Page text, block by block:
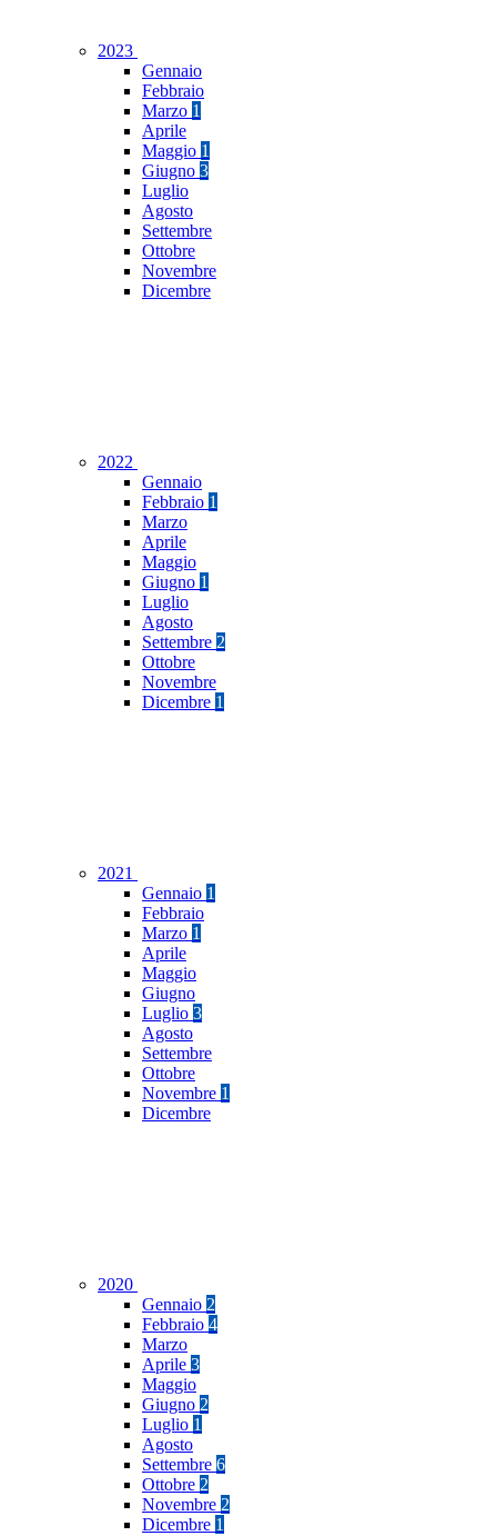
2023
Gennaio
Febbraio
Marzo 1
Aprile
Maggio 1
Giugno 3
Luglio
Agosto
Settembre
Ottobre
Novembre
Dicembre
2022
Gennaio
Febbraio 1
Marzo
Aprile
Maggio
Giugno 1
Luglio
Agosto
Settembre 2
Ottobre
Novembre
Dicembre 1
2021
Gennaio 1
Febbraio
Marzo 1
Aprile
Maggio
Giugno
Luglio 3
Agosto
Settembre
Ottobre
Novembre 1
Dicembre
2020
Gennaio 2
Febbraio 4
Marzo
Aprile 3
Maggio
Giugno 2
Luglio 1
Agosto
Settembre 6
Ottobre 2
Novembre 2
Dicembre 1